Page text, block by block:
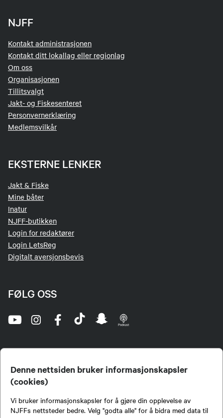
Denne nettsiden bruker informasjonskapsler
(cookies)
Vi bruker informasjonskapsler for å gjøre din opplevelse av
NJFFs nettsteder bedre. Velg "godta alle" for å bidra med data til
NJFF
Kontakt administrasjonen
Kontakt ditt lokallag eller regionlag
Om oss
Organisasjonen
Tillitsvalgt
Jakt- og Fiskesenteret
Personvernerklæring
Medlemsvilkår
EKSTERNE LENKER
Jakt & Fiske
Mine båter
Inatur
NJFF-butikken
Login for redaktører
Login LetsReg
Digitalt aversjonsbevis
FØLG OSS
jegere og sportsfiskere og et av de viktigste miljøene for formidling av kunnskap om jakt og
fiske i Norge. Vi er en partipolitisk nøytral organisasjon, men har et sterkt jakt-, fiske-, og